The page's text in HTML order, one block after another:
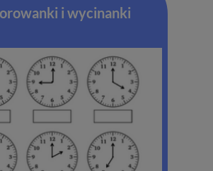
i wycinanki